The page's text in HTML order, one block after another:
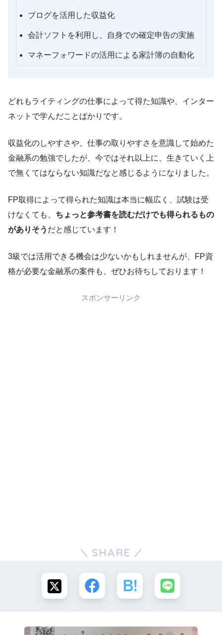
ブログを活用した収益化
会計ソフトを利用し、自身での確定申告の実施
マネーフォワードの活用による家計簿の自動化
どれもライティングの仕事によって得た知識や、インター
ネットで学んだことばかりです。
収益化のしやすさや、仕事の取りやすさを意識して始めた
金融系の勉強でしたが、今ではそれ以上に、生きていく上
で無くてはならない知識だなと感じるようになりました。
FP取得によって得られた知識は本当に幅広く、試験は受
けなくても、 ちょっと参考書を読むだけでも得られるもの
がありそう だと感じています！
3級では活用できる機会は少ないかもしれませんが、FP資
格が必要な金融系の案件も、ぜひお待ちしております！
スポンサーリンク
SHARE